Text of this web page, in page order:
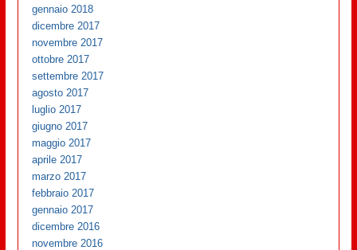
gennaio 2018
dicembre 2017
novembre 2017
ottobre 2017
settembre 2017
agosto 2017
luglio 2017
giugno 2017
maggio 2017
aprile 2017
marzo 2017
febbraio 2017
gennaio 2017
dicembre 2016
novembre 2016